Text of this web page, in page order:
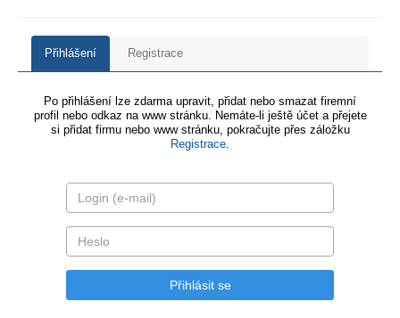
Přihlášení Registrace
Po přihlášení lze zdarma upravit, přidat nebo smazat firemní
profil nebo odkaz na www stránku. Nemáte-li ještě účet a přejete
si přidat firmu nebo www stránku, pokračujte přes záložku
Registrace.